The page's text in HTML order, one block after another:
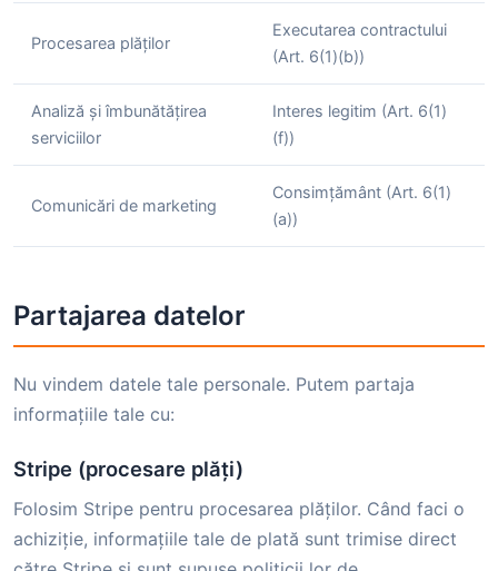
Procesarea plăților
Executarea contractului
(Art. 6(1)(b))
Analiză și îmbunătățirea
serviciilor
Interes legitim (Art. 6(1)
(f))
Comunicări de marketing
Consimțământ (Art. 6(1)
(a))
Partajarea datelor
Nu vindem datele tale personale. Putem partaja
informațiile tale cu:
Stripe (procesare plăți)
Folosim Stripe pentru procesarea plăților. Când faci o
achiziție, informațiile tale de plată sunt trimise direct